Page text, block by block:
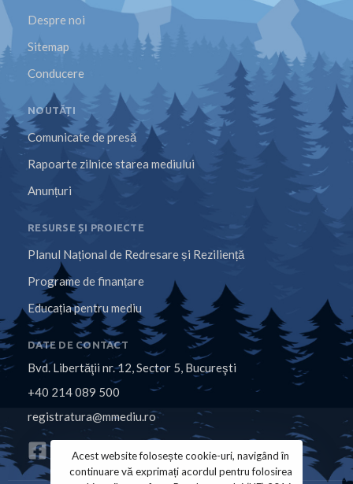
Despre noi
Sitemap
Conducere
NOUTĂȚI
Comunicate de presă
Rapoarte zilnice starea mediului
Anunțuri
RESURSE ȘI PROIECTE
Planul Național de Redresare și Reziliență
Programe de finanțare
Educația pentru mediu
DATE DE CONTACT
Bvd. Libertăţii nr. 12, Sector 5, Bucureşti
+40 214 089 500
registratura@mmediu.ro
Acest website folosește cookie-uri, navigând în
continuare vă exprimați acordul pentru folosirea